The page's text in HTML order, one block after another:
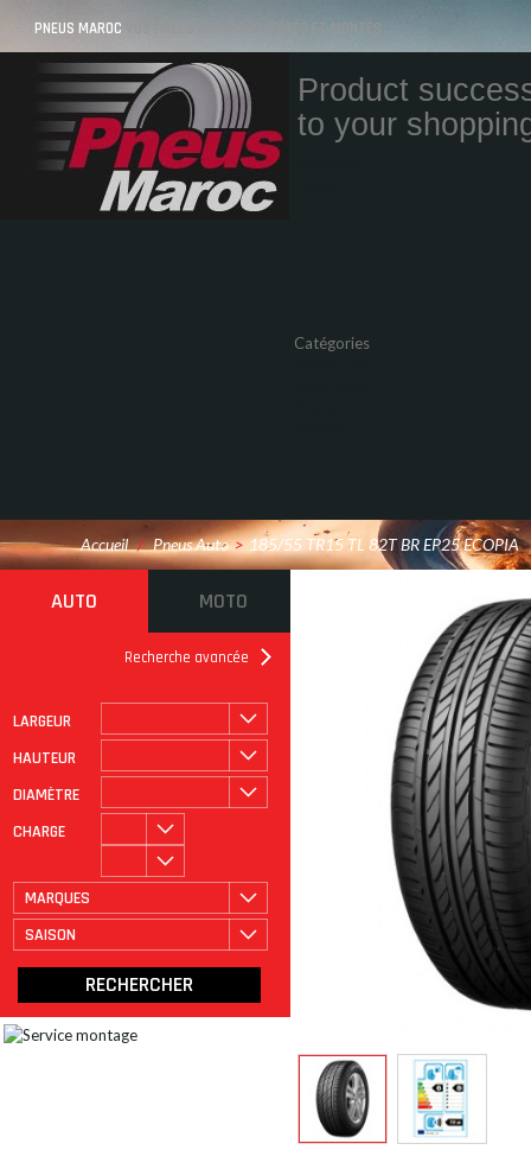
PNEUS MAROC VOS PNEUS AU MAROC LIVRÉS ET MONTÉS
Product
to your
Catégories
Accueil / Pneus Auto > 185/55 TR15 TL 82T BR EP25 ECOPIA
AUTO MOTO
Recherche avancée
LARGEUR
HAUTEUR
DIAMÈTRE
CHARGE
MARQUES
SAISON
ROULAGE À PLAT